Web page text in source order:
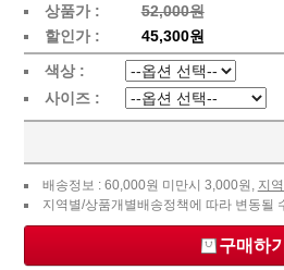
상품가 :
52,000원
할인가 :
45,300원
색상 :
사이즈 :
배송정보 : 60,000원 미만시 3,000원, 지
지역별/상품개별배송정책에 따라 변동될
구매하기